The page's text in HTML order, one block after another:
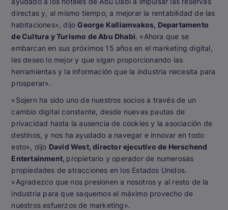
directas y, al mismo tiempo, a mejorar la rentabilidad de las
habitaciones», dijoGeorge Kalliamvakos, Departamento
de Cultura y Turismo de Abu Dhabi. «Ahora que se
embarcan en sus próximos 15 años en el marketing digital,
les deseo lo mejor y que sigan proporcionando las
herramientas y la información que la industria necesita para
prosperar».
«Sojern ha sido uno de nuestros socios a través de un
cambio digital constante, desde nuevas pautas de
privacidad hasta la ausencia de cookies y la asociación de
destinos, y nos ha ayudado a navegar e innovar en todo
esto», dijo David West, director ejecutivo de Herschend
Entertainment, propietario y operador de numerosas
propiedades de atracciones en los Estados Unidos.
«Agradezco que nos presionen a nosotros y al resto de la
industria para que saquemos el máximo provecho de
nuestros esfuerzos de marketing».